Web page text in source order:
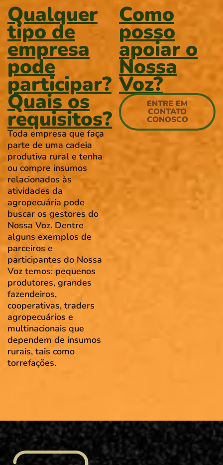
Qualquer
tipo de
empresa
pode
participar?
Quais os
requisitos?
Toda empresa que faça
parte de uma cadeia
produtiva rural e tenha
ou compre insumos
relacionados às
atividades da
agropecuária pode
buscar os gestores do
Nossa Voz. Dentre
alguns exemplos de
parceiros e
participantes do Nossa
Voz temos: pequenos
produtores, grandes
fazendeiros,
cooperativas, traders
agropecuários e
multinacionais que
dependem de insumos
rurais, tais como
torrefações.
Como
posso
apoiar o
Nossa
Voz?
ENTRE EM
CONTATO
CONOSCO